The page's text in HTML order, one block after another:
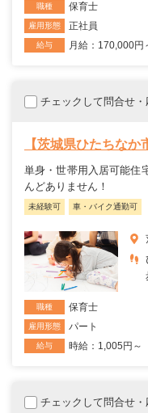
職種 保育士
雇用形態 正社員
給与 月給：170,000円
チェックして問合せ・
【茨城県ひたちなか
単身・世帯用入居可能
んどありません！
未経験可 車・バイク通勤可
職種 保育士
雇用形態 パート
給与 時給：1,005円～
チェックして問合せ・